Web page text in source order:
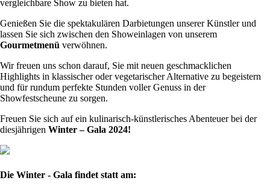
vergleichbare Show zu bieten hat.
Genießen Sie die spektakulären Darbietungen unserer Künstler und
lassen Sie sich zwischen den Showeinlagen von unserem
Gourmetmenü verwöhnen.
Wir freuen uns schon darauf, Sie mit neuen geschmacklichen
Highlights in klassischer oder vegetarischer Alternative zu begeistern
und für rundum perfekte Stunden voller Genuss in der
Showfestscheune zu sorgen.
Freuen Sie sich auf ein kulinarisch-künstlerisches Abenteuer bei der
diesjährigen Winter – Gala 2024!
Die Winter - Gala findet statt am: